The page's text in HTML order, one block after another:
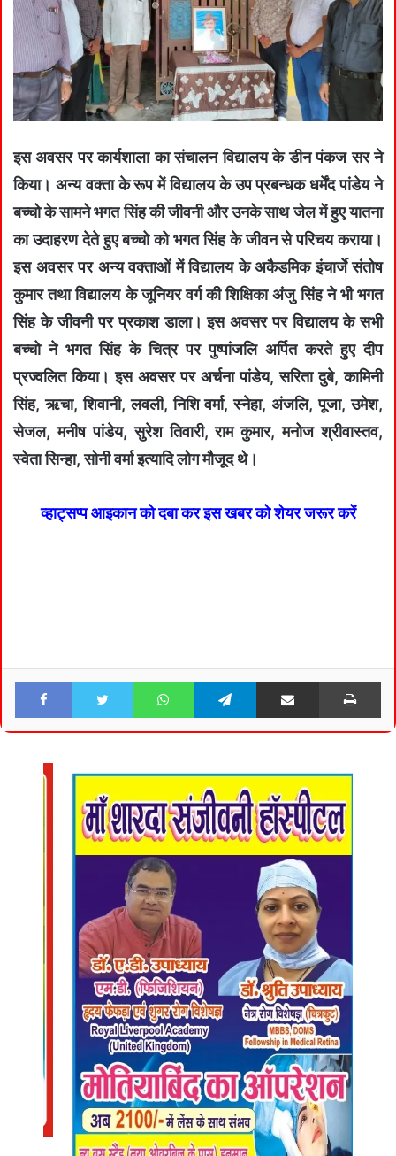
इस अवसर पर कार्यशाला का संचालन विद्यालय के डीन पंकज सर ने
किया। अन्य वक्ता के रूप में विद्यालय के उप प्रबन्धक धर्मेंद पांडेय ने
बच्चो के सामने भगत सिंह की जीवनी और उनके साथ जेल में हुए यातना
का उदाहरण देते हुए बच्चो को भगत सिंह के जीवन से परिचय कराया।
इस अवसर पर अन्य वक्ताओं में विद्यालय के अकैडमिक इंचार्जे संतोष
कुमार तथा विद्यालय के जूनियर वर्ग की शिक्षिका अंजु सिंह ने भी भगत
सिंह के जीवनी पर प्रकाश डाला। इस अवसर पर विद्यालय के सभी
बच्चो ने भगत सिंह के चित्र पर पुष्पांजलि अर्पित करते हुए दीप
प्रज्वलित किया। इस अवसर पर अर्चना पांडेय, सरिता दुबे, कामिनी
सिंह, ऋचा, शिवानी, लवली, निशि वर्मा, स्नेहा, अंजलि, पूजा, उमेश,
सेजल, मनीष पांडेय, सुरेश तिवारी, राम कुमार, मनोज श्रीवास्तव,
स्वेता सिन्हा, सोनी वर्मा इत्यादि लोग मौजूद थे।
व्हाट्सप्प आइकान को दबा कर इस खबर को शेयर जरूर करें
Facebook Twitter WhatsApp Telegram Share via Email